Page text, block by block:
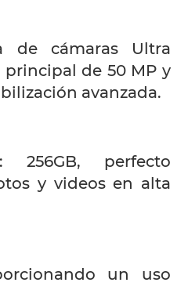
de cámaras Ultra
principal de 50 MP y
avanzada.
256GB, perfecto
y videos en alta
un uso